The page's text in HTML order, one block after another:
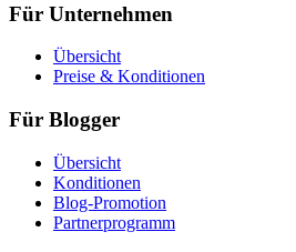
Für Unternehmen
Übersicht
Preise & Konditionen
Für Blogger
Übersicht
Konditionen
Blog-Promotion
Partnerprogramm